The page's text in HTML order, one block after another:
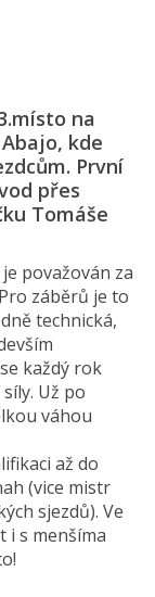
na
kde
První
přes
Tomáše
považován za
záběrů je to
technická,
každý rok
Už po
váhou
až do
(vice mistr
sjezdů). Ve
i s menšíma